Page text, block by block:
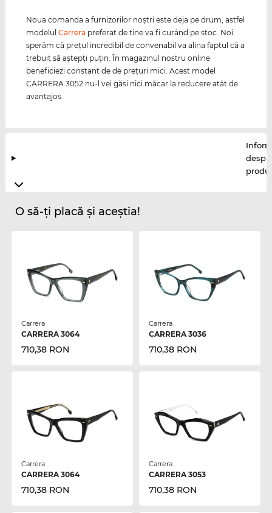
Noua comanda a furnizorilor noştri este deja pe drum, astfel
modelulCarrera preferat de tine va fi curând pe stoc. Noi
sperăm că preţul incredibil de convenabil va alina faptul că a
trebuit să aştepţi puţin. În magazinul nostru online
beneficiezi constant de de preţuri mici. Acest model
CARRERA 3052 nu-l vei găsi nici măcar la reducere atât de
avantajos.
O să-ți placă și aceștia!
Carrera
CARRERA 3064
710,38 RON
Carrera
CARRERA 3036
710,38 RON
Carrera
CARRERA 3064
710,38 RON
Carrera
CARRERA 3053
710,38 RON